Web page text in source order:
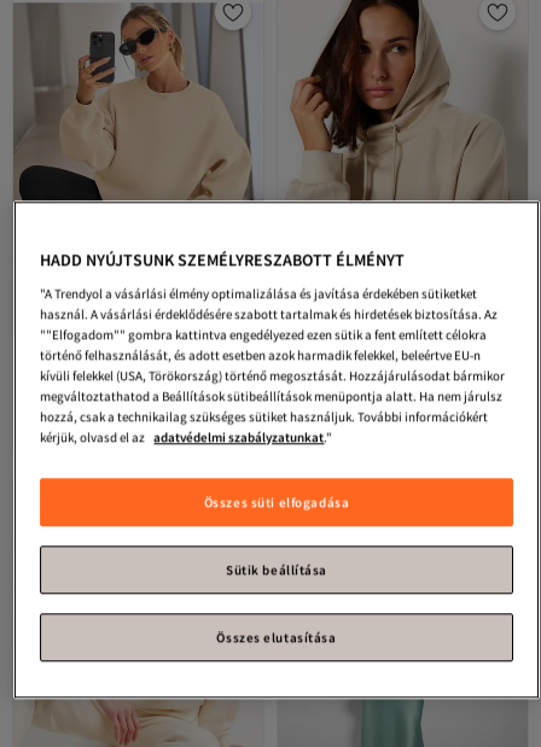
COMBİNE MİCHAİL
Női Crew Neck
Basic Oversize pulóver BÉZS
(95)
Ingyenes szállítás
11 766Ft
#3. legkedveltebb
Trendyol Modest
Krémszínű
kapucnis búvár/búvár kötött
pulóver TCTAW24TW00002
4.5 (445)
Legalacsonyabb (30 nap)
Ingyenes szállítás
Legalacsonyabb (30 nap)
-16% 9 065
HADD NYÚJTSUNK SZEMÉLYRESZABOTT ÉLMÉNYT
"A Trendyol a vásárlási élmény optimalizálása és javítása érdekében sütiketket
használ. A vásárlási érdeklődésére szabott tartalmak és hirdetések biztosítása. Az
""Elfogadom"" gombra kattintva engedélyezed ezen sütik a fent említett célokra
történő felhasználását, és adott esetben azok harmadik felekkel, beleértve EU-n
kívüli felekkel (USA, Törökország) történő megosztását. Hozzájárulásodat bármikor
megváltoztathatod a Beállítások sütibeállítások menüpontja alatt. Ha nem járulsz
hozzá, csak a technikailag szükséges sütiket használjuk. További információkért
kérjük, olvasd el az adatvédelmi szabályzatunkat."
Összes süti elfogadása
Sütik beállítása
Összes elutasítása